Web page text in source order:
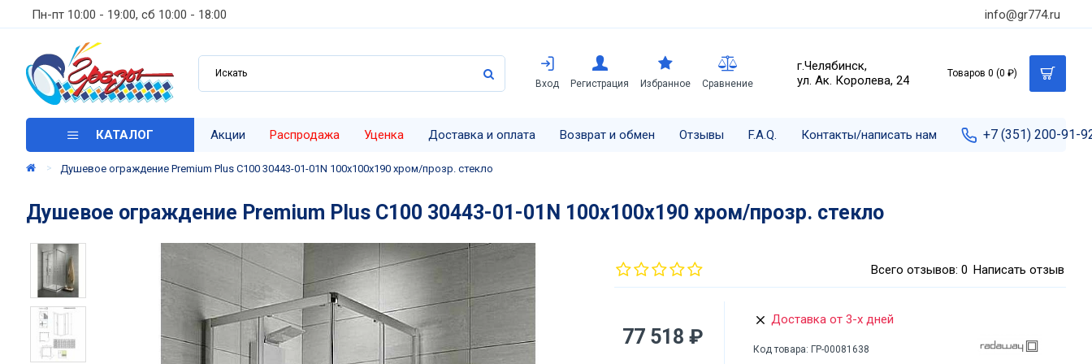
Пн-пт 10:00 - 19:00, сб 10:00 - 18:00 info@gr774.ru
Вход Регистрация Избранное Сравнение
г.Челябинск,
ул. Ак. Королева, 24
Товаров 0 (0 ₽)
КАТАЛОГ Акции Распродажа Уценка Доставка и оплата Возврат и обмен Отзывы F.A.Q. Контакты/написать нам +7 (351) 200-91-
Душевое ограждение Premium Plus C100 30443-01-01N 100х100х190 хром/прозр. стекло
Душевое ограждение Premium Plus C100 30443-01-01N 100х100х190 хром/прозр. стекло
Всего отзывов: 0 Написать отзыв
77 518 ₽
Доставка от 3-х дней
Код товара: ГР-00081638